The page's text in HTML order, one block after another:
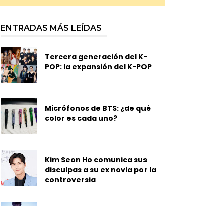
ENTRADAS MÁS LEÍDAS
Tercera generación del K-
POP: la expansión del K-POP
Micrófonos de BTS: ¿de qué
color es cada uno?
Kim Seon Ho comunica sus
disculpas a su ex novia por la
controversia